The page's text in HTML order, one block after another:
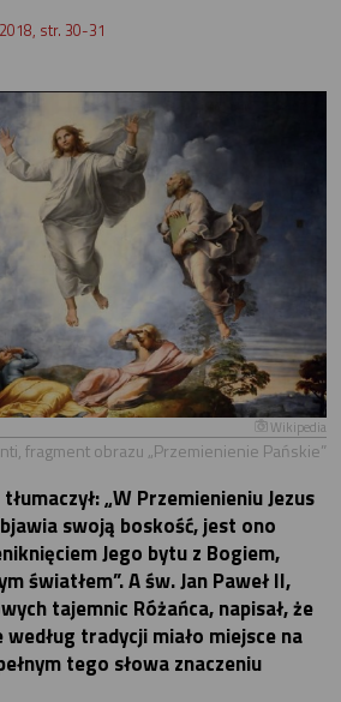
str. 30-31
Wikipedia
fragment obrazu „Przemienienie Pańskie”
„W Przemienieniu Jezus
swoją boskość, jest ono
Jego bytu z Bogiem,
światłem”. A św. Jan Paweł II,
tajemnic Różańca, napisał, że
tradycji miało miejsce na
tego słowa znaczeniu